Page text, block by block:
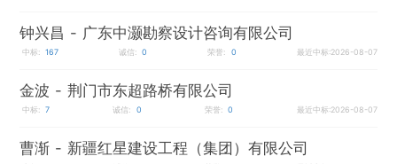
钟兴昌 - 广东中灏勘察设计咨询有限公司
中标: 167 诚信: 0 荣誉: 0 最近中标:2026-08-07
金波 - 荆门市东超路桥有限公司
中标: 7 诚信: 0 荣誉: 0 最近中标:2026-08-07
曹渐 - 新疆红星建设工程（集团）有限公司